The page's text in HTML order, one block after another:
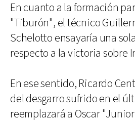
En cuanto a la formación
"Tiburón", el técnico
Schelotto ensayaría una
respecto a la victoria sobre
En ese sentido, Ricardo
del desgarro sufrido en el
reemplazará a Oscar